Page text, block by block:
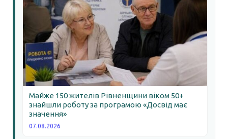
Майже 150 жителів Рівненщини віком 50+
знайшли роботу за програмою «Досвід має
значення»
07.08.2026